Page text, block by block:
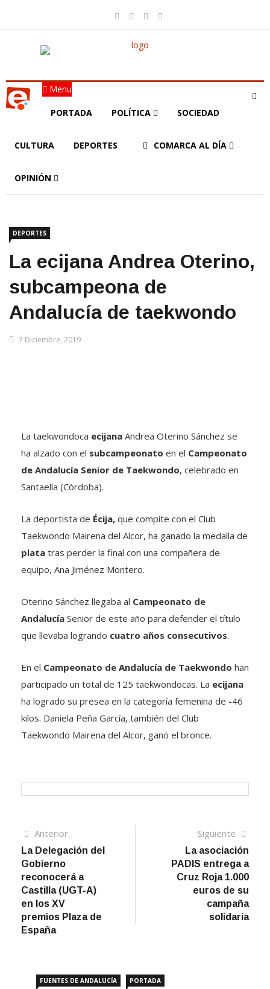
Menu
PORTADA POLÍTICA SOCIEDAD
CULTURA DEPORTES COMARCA AL DÍA
OPINIÓN
DEPORTES
La ecijana Andrea Oterino,
subcampeona de
Andalucía de taekwondo
7 Diciembre, 2019
La taekwondoca ecijana Andrea Oterino Sánchez se
ha alzado con el subcampeonato en el Campeonato
de Andalucía Senior de Taekwondo, celebrado en
Santaella (Córdoba).
La deportista de Écija, que compite con el Club
Taekwondo Mairena del Alcor, ha ganado la medalla de
plata tras perder la final con una compañera de
equipo, Ana Jiménez Montero.
Oterino Sánchez llegaba al Campeonato de
Andalucía Senior de este año para defender el título
que llevaba logrando cuatro años consecutivos.
En el Campeonato de Andalucía de Taekwondo han
participado un total de 125 taekwondocas. La ecijana
ha logrado su presea en la categoría femenina de -46
kilos. Daniela Peña García, también del Club
Taekwondo Mairena del Alcor, ganó el bronce.
Navegación
de
entradas
AnteriorArtículo
anterior
La Delegación del
Gobierno
reconocerá a
Castilla (UGT-A)
en los XV
premios Plaza de
España
Siguiente
La asociación
PADIS entrega a
Cruz Roja 1.000
euros de su
campaña
solidaria
FUENTES DE ANDALUCÍA PORTADA